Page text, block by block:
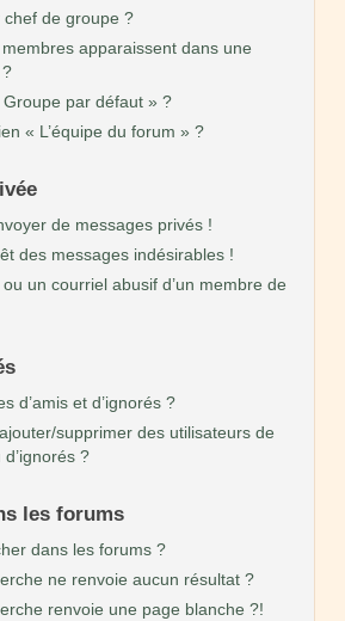
de groupe ?
apparaissent dans une
Groupe par défaut » ?
« L’équipe du forum » ?
de messages privés !
des messages indésirables !
un courriel abusif d’un membre de
d’amis et d’ignorés ?
supprimer des utilisateurs de
d’ignorés ?
les forums
dans les forums ?
ne renvoie aucun résultat ?
renvoie une page blanche ?!